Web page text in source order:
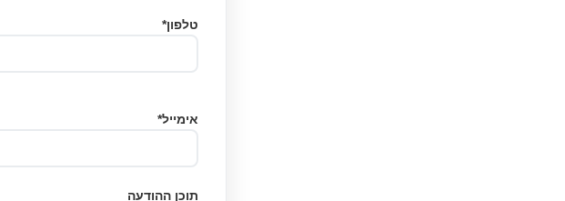
טלפון*
אימייל*
תוכן ההודעה